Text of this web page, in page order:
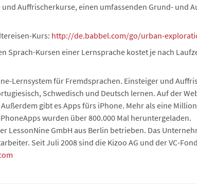
und Auffrischerkurse, einen umfassenden Grund- und
Kurs: http://de.babbel.com/go/urban-
Sprach-Kursen einer Lernsprache kostet je nach
Lernsystem für Fremdsprachen. Einsteiger und
Schwedisch und Deutsch lernen. Auf der
gibt es Apps fürs iPhone. Mehr als eine
wurden über 800.000 Mal heruntergeladen.
LessonNine GmbH aus Berlin betrieben. Das
Seit Juli 2008 sind die Kizoo AG und der VC-